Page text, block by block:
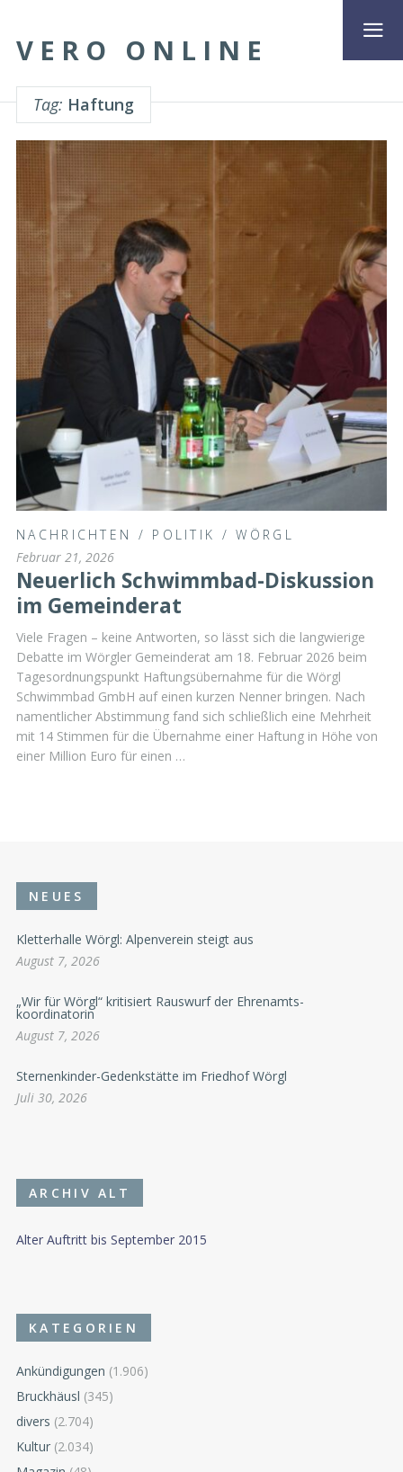
VERO ONLINE
Tag: Haftung
NACHRICHTEN / POLITIK /WÖRGL
Februar 21, 2026
Neuerlich Schwimmbad-Diskussion
im Gemeinderat
Viele Fragen – keine Antworten, so lässt sich die langwierige
Debatte im Wörgler Gemeinderat am 18. Februar 2026 beim
Tagesordnungspunkt Haftungsübernahme für die Wörgl
Schwimmbad GmbH auf einen kurzen Nenner bringen. Nach
namentlicher Abstimmung fand sich schließlich eine Mehrheit
mit 14 Stimmen für die Übernahme einer Haftung in Höhe von
einer Million Euro für einen …
NEUES
Kletterhalle Wörgl: Alpenverein steigt aus
August 7, 2026
„Wir für Wörgl“ kritisiert Rauswurf der Ehrenamts-
koordinatorin
August 7, 2026
Sternenkinder-Gedenkstätte im Friedhof Wörgl
Juli 30, 2026
ARCHIV ALT
Alter Auftritt bis September 2015
KATEGORIEN
Ankündigungen (1.906)
Bruckhäusl (345)
divers (2.704)
Kultur (2.034)